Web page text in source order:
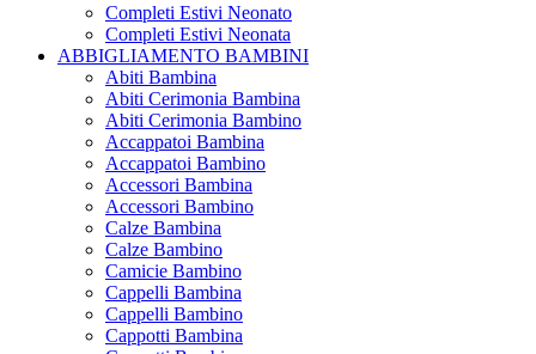
Completi Estivi Neonato
Completi Estivi Neonata
ABBIGLIAMENTO BAMBINI
Abiti Bambina
Abiti Cerimonia Bambina
Abiti Cerimonia Bambino
Accappatoi Bambina
Accappatoi Bambino
Accessori Bambina
Accessori Bambino
Calze Bambina
Calze Bambino
Camicie Bambino
Cappelli Bambina
Cappelli Bambino
Cappotti Bambina